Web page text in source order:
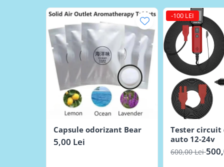
Compatibilitate:Autoturisme, SUV-uri,
Avantaje pentru utilizator
Siguranță:Protejează componentele
Versatilitate:
Înlocuiește cu succes un
Ușurință în utilizare:Identifici instantaneu dacă
Capsule odorizant Bear
5,00 Lei
-100 LEI
Tester circuit
auto 12-24v
600,00 Lei